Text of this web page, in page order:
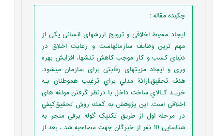
چکیده مقاله:
ایجاد محیط اخلاقی و ترویج ارزشهای انسانی یکی از
مهم ترین وظایف سازمانهاست و رعایت اخلاق در
دنیای کسب و کار موجب کاهش تنشها، افزایش بهره
وری و ایجاد مزیتهای رقابتی برای سازمان میشود.
ﻫﺪف ﺗﺤﻘﻴﻖ،اراﺋﺔ ﻣﺪﻟﻲ ﺑﺮاي ﺗﺮﻏﻴﺐ هموطنان ﺑـﻪ
ﺧﺮﻳـﺪ ﻛـﺎﻻي ﺳﺎﺧﺖ داﺧﻞ با درنظر گرفتن مولفه های
اخلاقی اﺳﺖ. اﻳﻦ ﭘﮋوﻫﺶ ﺑﻪ ﻛﻤﻚ روش ﺗﺤﻘﻴﻖﻛﻴﻔﻲ
در مرحله اول از طریق تکنیک گوله برفی منجر به
شناسایی 10 نفر از خبرگان جهت مصاحبه شد ، بعد از